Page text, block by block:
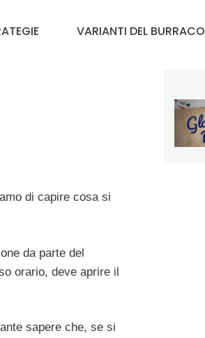
VARIANTI DEL BURRACO
di capire cosa si
da parte del
orario, deve aprire il
sapere che, se si